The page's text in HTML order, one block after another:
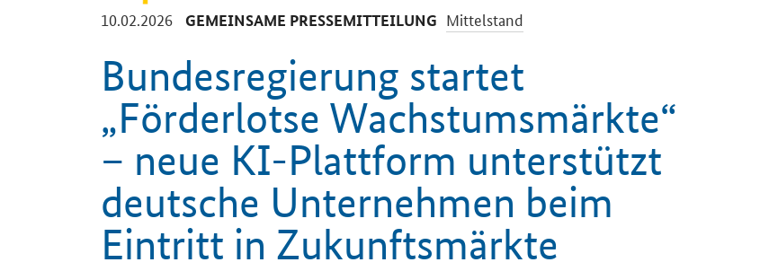
10.02.2026 -
GEMEINSAME PRESSEMITTEILUNG -
Mittelstand
Bundesregierung startet
„Förderlotse Wachstumsmärkte“
– neue KI-Plattform unterstützt
deutsche Unternehmen beim
Eintritt in Zukunftsmärkte